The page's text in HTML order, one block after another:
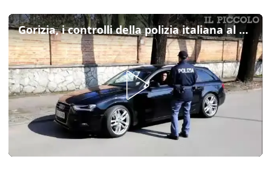
Gorizia, i controlli della polizia italiana al valico italo-sloveno